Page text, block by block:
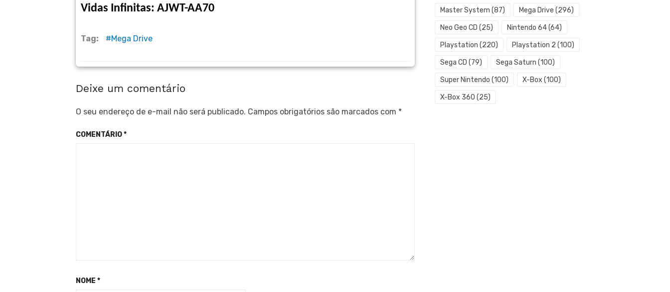
Vidas Infinitas: AJWT-AA70
Tag: Mega Drive
Deixe um comentário
O seu endereço de e-mail não será publicado. Campos obrigatórios são marcados com *
COMENTÁRIO*
NOME *
Master System (87) Mega Drive (296)
Neo Geo CD (25) Nintendo 64(64)
Playstation (220) Playstation 2 (100)
Sega CD (79) Sega Saturn (100)
Super Nintendo (100) X-Box (100)
X-Box 360 (25)